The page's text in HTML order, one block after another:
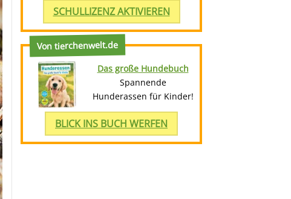
SCHULLIZENZ AKTIVIEREN
Von tierchenwelt.de
Das große Hundebuch
Spannende
Hunderassen für Kinder!
BLICK INS BUCH WERFEN